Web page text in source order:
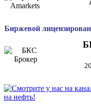
Биржевой